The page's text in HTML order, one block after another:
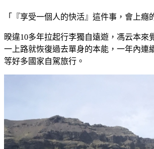
「『享受一個人的快活』這件事，會上癮
暌違10多年拉起行李獨自遠遊，馮云本來
一上路就恢復過去單身的本能，一年內連
等好多國家自駕旅行。